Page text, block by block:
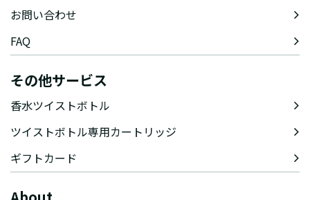
お問い合わせ
FAQ
その他サービス
香水ツイストボトル
ツイストボトル専用カートリッジ
ギフトカード